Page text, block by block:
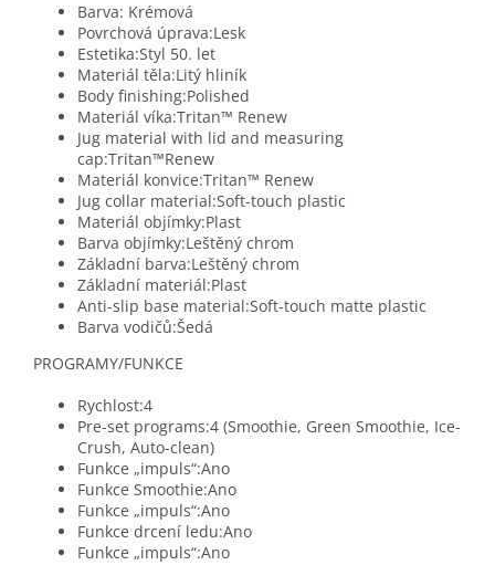
Barva: Krémová
Povrchová úprava:Lesk
Estetika:Styl 50. let
Materiál těla:Litý hliník
Body finishing:Polished
Materiál víka:Tritan™ Renew
Jug material with lid and measuring
cap:Tritan™Renew
Materiál konvice:Tritan™ Renew
Jug collar material:Soft-touch plastic
Materiál objímky:Plast
Barva objímky:Leštěný chrom
Základní barva:Leštěný chrom
Základní materiál:Plast
Anti-slip base material:Soft-touch matte plastic
Barva vodičů:Šedá
PROGRAMY/FUNKCE
Rychlost:4
Pre-set programs:4 (Smoothie, Green Smoothie, Ice-
Crush, Auto-clean)
Funkce „impuls“:Ano
Funkce Smoothie:Ano
Funkce „impuls“:Ano
Funkce drcení ledu:Ano
Funkce „impuls“:Ano